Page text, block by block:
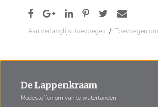
Aan verlanglijst toevoegen / Toevoegen
De Lappenkraam
Modestoffen om van te watertanden!